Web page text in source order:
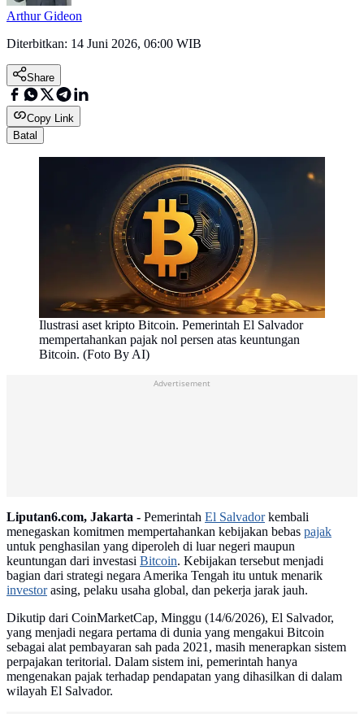
Arthur Gideon
Diterbitkan: 14 Juni 2026, 06:00 WIB
Share
Copy Link
Batal
Ilustrasi aset kripto Bitcoin. Pemerintah El Salvador
mempertahankan pajak nol persen atas keuntungan
Bitcoin. (Foto By AI)
Advertisement
Liputan6.com, Jakarta - Pemerintah El Salvadorkembali
menegaskan komitmen mempertahankan kebijakan bebas pajak
untuk penghasilan yang diperoleh di luar negeri maupun
keuntungan dari investasi Bitcoin. Kebijakan tersebut menjadi
bagian dari strategi negara Amerika Tengah itu untuk menarik
investorasing, pelaku usaha global, dan pekerja jarak jauh.
Dikutip dari CoinMarketCap, Minggu (14/6/2026), El Salvador,
yang menjadi negara pertama di dunia yang mengakui Bitcoin
sebagai alat pembayaran sah pada 2021, masih menerapkan sistem
perpajakan teritorial. Dalam sistem ini, pemerintah hanya
mengenakan pajak terhadap pendapatan yang dihasilkan di dalam
wilayah El Salvador.